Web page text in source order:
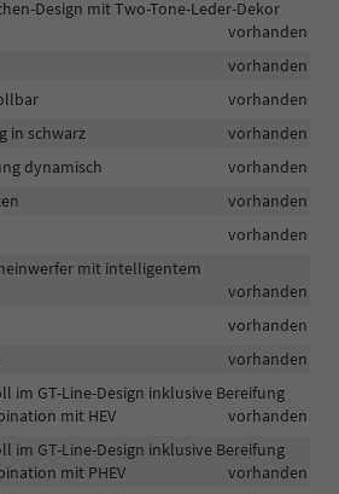
Design mit Two-Tone-Leder-Dekor
vorhanden
vorhanden
vorhanden
in schwarz
vorhanden
dynamisch
vorhanden
vorhanden
vorhanden
mit intelligentem
vorhanden
vorhanden
vorhanden
im GT-Line-Design inklusive Bereifung
mit HEV
vorhanden
im GT-Line-Design inklusive Bereifung
mit PHEV
vorhanden